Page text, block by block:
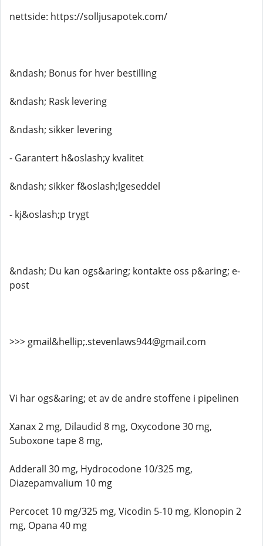
nettside: https://solljusapotek.com/
&ndash; Bonus for hver bestilling
&ndash; Rask levering
&ndash; sikker levering
- Garantert h&oslash;y kvalitet
&ndash; sikker f&oslash;lgeseddel
- kj&oslash;p trygt
&ndash; Du kan ogs&aring; kontakte oss p&aring; e-
post
>>> gmail&hellip;.stevenlaws944@gmail.com
Vi har ogs&aring; et av de andre stoffene i pipelinen
Xanax 2 mg, Dilaudid 8 mg, Oxycodone 30 mg,
Suboxone tape 8 mg,
Adderall 30 mg, Hydrocodone 10/325 mg,
Diazepamvalium 10 mg
Percocet 10 mg/325 mg, Vicodin 5-10 mg, Klonopin 2
mg, Opana 40 mg